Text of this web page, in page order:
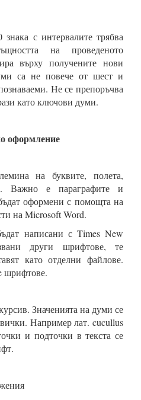
с интервалите трябва
на проведеното
върху получените нови
са не повече от шест и
Не се препоръчва
като ключови думи.
оформление
на буквите, полета,
Важно е параграфите и
оформени с помощта на
на Microsoft Word.
написани с Times New
други шрифтове, те
като отделни файлове.
шрифтове.
Значенията на думи се
Например лат. cucullus
и подточки в текста се